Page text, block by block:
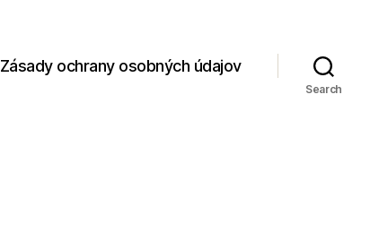
Zásady ochrany osobných údajov
Search